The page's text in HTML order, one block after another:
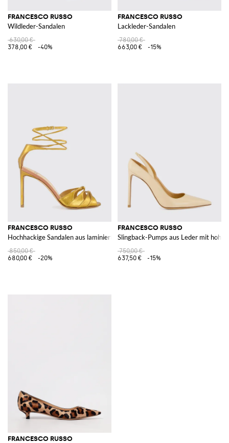
FRANCESCO RUSSO
Wildleder-Sandalen
630,00 €
378,00 €
-40%
FRANCESCO RUSSO
Lackleder-Sandalen
780,00 €
663,00 €
-15%
FRANCESCO RUSSO
Hochhackige Sandalen aus laminiertem Leder mit Knöchelriemen
850,00 €
680,00 €
-20%
FRANCESCO RUSSO
Slingback-Pumps aus Leder mit
750,00 €
637,50 €
-15%
FRANCESCO RUSSO